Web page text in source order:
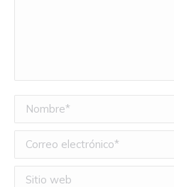
Nombre *
Correo electrónico *
Sitio web